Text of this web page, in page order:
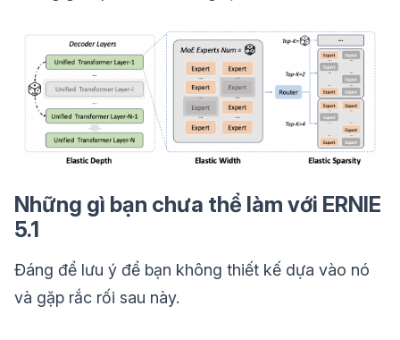
Những gì bạn chưa thể làm với ERNIE
5.1
Đáng để lưu ý để bạn không thiết kế dựa vào nó
và gặp rắc rối sau này.